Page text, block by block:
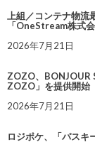
上組／コンテナ物流
「OneStream株式
2026年7月21日
ZOZO、BONJOUR
ZOZO」を提供開始
2026年7月21日
ロジポケ、「パスキ